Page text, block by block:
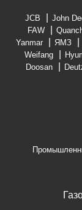
JCB John
FAW
Yanmar
ЯМЗ
Weifang
Doosan